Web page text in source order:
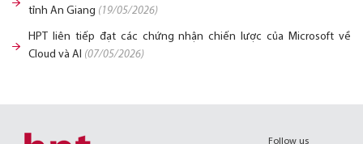
tỉnh An Giang (19/05/2026)
HPT liên tiếp đạt các chứng nhận chiến lược của Microsoft về
Cloud và AI (07/05/2026)
Follow us